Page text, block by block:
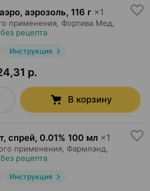
аэрозоль, 116 г ×1
применения, Фортива Мед
без рецепта
Инструкция
р.
В корзину
спрей, 0.01% 100 мл ×1
применения, Фармлэнд
без рецепта
Инструкция